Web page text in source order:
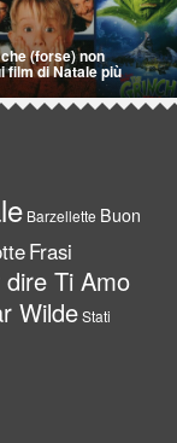
(forse) non
film di Natale più
Barzellette Buon
Frasi
Ti Amo
WildeStati